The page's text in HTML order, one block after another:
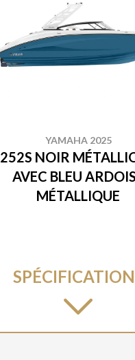
YAMAHA 2025
252S NOIR
AVEC BLEU
MÉTALLIQUE